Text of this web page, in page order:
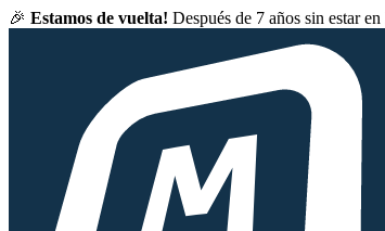
🎉 Estamos de vuelta! Después de 7 años sin estar